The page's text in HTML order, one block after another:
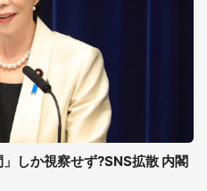
しか視察せず?SNS拡散 内閣